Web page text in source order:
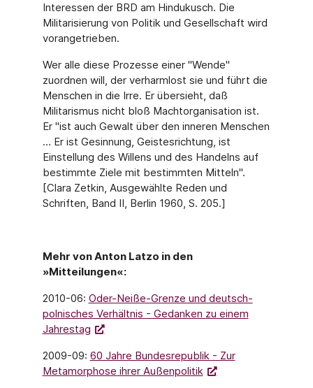
Interessen der BRD am Hindukusch. Die
Militarisierung von Politik und Gesellschaft wird
vorangetrieben.
Wer alle diese Prozesse einer "Wende"
zuordnen will, der verharmlost sie und führt die
Menschen in die Irre. Er übersieht, daß
Militarismus nicht bloß Machtorganisation ist.
Er "ist auch Gewalt über den inneren Menschen
… Er ist Gesinnung, Geistesrichtung, ist
Einstellung des Willens und des Handelns auf
bestimmte Ziele mit bestimmten Mitteln".
[Clara Zetkin, Ausgewählte Reden und
Schriften, Band II, Berlin 1960, S. 205.]
Mehr von Anton Latzo in den
»Mitteilungen«:
2010-06: Oder-Neiße-Grenze und deutsch-
polnisches Verhältnis - Gedanken zu einem
Jahrestag
2009-09: 60 Jahre Bundesrepublik - Zur
Metamorphose ihrer Außenpolitik